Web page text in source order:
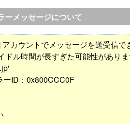
ーメッセージについて
カウントでメッセージを送受信
ル時間が長すぎた可能性がありま
ーID：0x800CCC0F